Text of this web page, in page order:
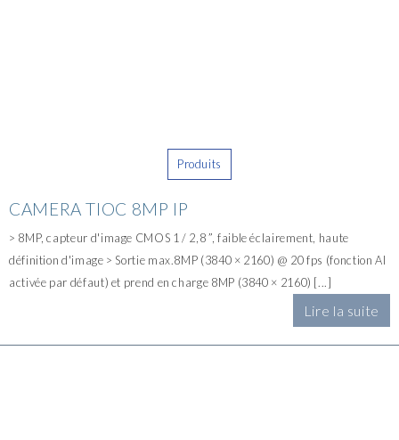
Produits
CAMERA TIOC 8MP IP
> 8MP, capteur d'image CMOS 1 / 2,8 ”, faible éclairement, haute
définition d'image > Sortie max.8MP (3840 × 2160) @ 20 fps (fonction AI
activée par défaut) et prend en charge 8MP (3840 × 2160) [...]
Lire la suite